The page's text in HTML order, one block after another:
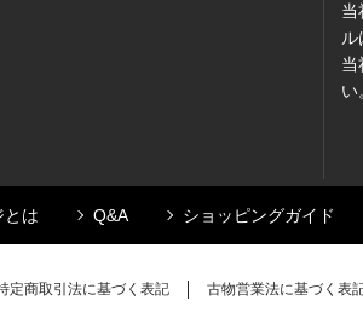
当
当
い
とは Q&A ショッピングガイド
定商取引法に基づく表記 古物営業法に基づく表